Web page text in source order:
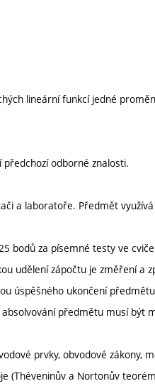
lineární funkcí jedné
odborné znalosti.
a laboratoře. Předmět
bodů za písemné testy ve
udělení zápočtu je změření a
úspěšného ukončení
předmětu musí být
prvky, obvodové zákony,
(Théveninův a Nortonův